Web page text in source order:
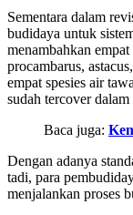
Sementara dalam
budidaya untuk
menambahkan
procambarus,
empat spesies air
sudah tercover
Baca juga:
Dengan adanya
tadi, para
menjalankan proses